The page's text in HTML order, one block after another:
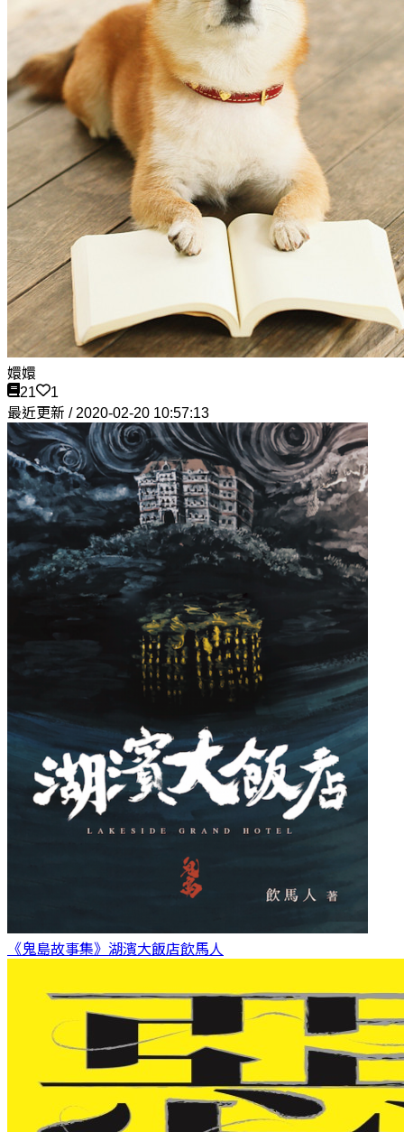
嬛嬛
21
1
最近更新 / 2020-02-20 10:57:13
《鬼島故事集》湖濱大飯店飲馬人